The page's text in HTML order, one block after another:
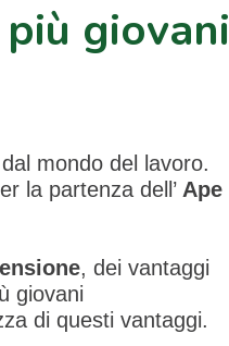
giovani
mondo del lavoro.
la partenza dell’ Ape
, dei vantaggi
giovani
di questi vantaggi.